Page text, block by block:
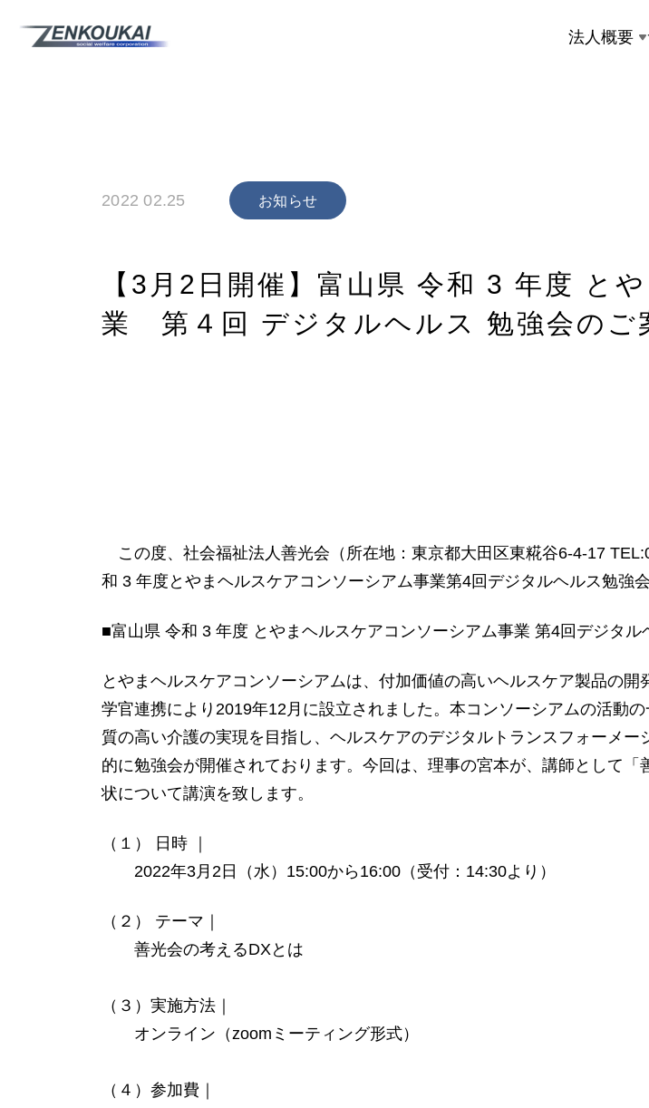
法人概要
2022 02.25 お知らせ
【3月2日開催】富山県 令和 3 年度 と
業 第４回 デジタルヘルス 勉強会のご
この度、社会福祉法人善光会（所在地：東京都大田区東糀谷6-4-17
和 3 年度とやまヘルスケアコンソーシアム事業第4回デジタルヘルス勉強
■富山県 令和 3 年度 とやまヘルスケアコンソーシアム事業 第4回デジタル
とやまヘルスケアコンソーシアムは、付加価値の高いヘルスケア製品の
学官連携により2019年12月に設立されました。本コンソーシアムの活動
質の高い介護の実現を目指し、ヘルスケアのデジタルトランスフォーメ
的に勉強会が開催されております。今回は、理事の宮本が、講師として
状について講演を致します。
（１） 日時 ｜
2022年3月2日（水）15:00から16:00（受付：14:30より）
（２） テーマ｜
善光会の考えるDXとは
（３）実施方法｜
オンライン（zoomミーティング形式）
（４）参加費｜